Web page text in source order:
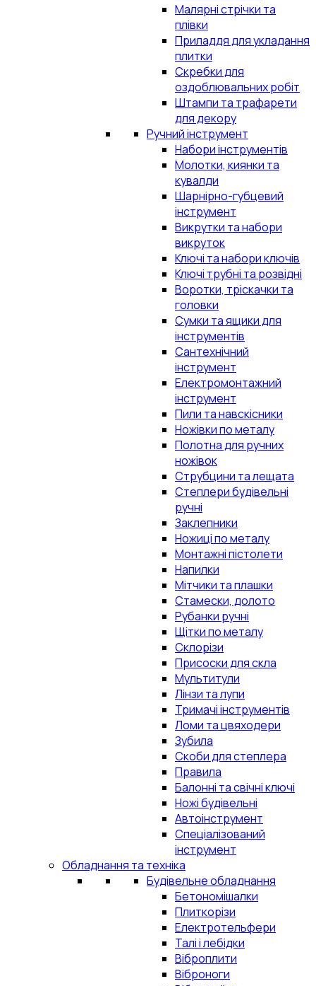
Малярні стрічки та
плівки
Приладдя для укладання
плитки
Скребки для
оздоблювальних робіт
Штампи та трафарети
для декору
Ручний інструмент
Набори інструментів
Молотки, киянки та
кувалди
Шарнірно-губцевий
інструмент
Викрутки та набори
викруток
Ключі та набори ключів
Ключі трубні та розвідні
Воротки, тріскачки та
головки
Сумки та ящики для
інструментів
Сантехнічний
інструмент
Електромонтажний
інструмент
Пили та навскісники
Ножівки по металу
Полотна для ручних
ножівок
Струбцини та лещата
Степлери будівельні
ручні
Заклепники
Ножиці по металу
Монтажні пістолети
Напилки
Мітчики та плашки
Стамески, долото
Рубанки ручні
Щітки по металу
Склорізи
Присоски для скла
Мультитули
Лінзи та лупи
Тримачі інструментів
Ломи та цвяходери
Зубила
Скоби для степлера
Правила
Балонні та свічні ключі
Ножі будівельні
Автоінструмент
Спеціалізований
інструмент
Обладнання та техніка
Будівельне обладнання
Бетономішалки
Плиткорізи
Електротельфери
Талі і лебідки
Віброплити
Віброноги